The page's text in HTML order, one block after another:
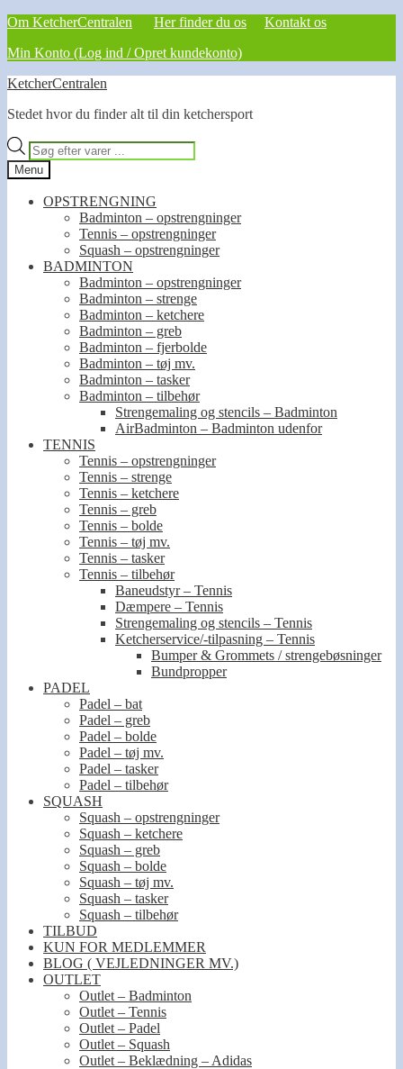
Om KetcherCentralen Her finder du os
Kontakt os
Min Konto (Log ind / Opret kundekonto)
Spring
navigation
Spring
indhold
KetcherCentralen
Stedet hvor du finder alt til din ketchersport
Products
search
Menu
OPSTRENGNING
Badminton – opstrengninger
Tennis – opstrengninger
Squash – opstrengninger
BADMINTON
Badminton – opstrengninger
Badminton – strenge
Badminton – ketchere
Badminton – greb
Badminton – fjerbolde
Badminton – tøj mv.
Badminton – tasker
Badminton – tilbehør
Strengemaling og stencils – Badminton
AirBadminton – Badminton udenfor
TENNIS
Tennis – opstrengninger
Tennis – strenge
Tennis – ketchere
Tennis – greb
Tennis – bolde
Tennis – tøj mv.
Tennis – tasker
Tennis – tilbehør
Baneudstyr – Tennis
Dæmpere – Tennis
Strengemaling og stencils – Tennis
Ketcherservice/-tilpasning – Tennis
Bumper & Grommets / strengebøsninger
Bundpropper
PADEL
Padel – bat
Padel – greb
Padel – bolde
Padel – tøj mv.
Padel – tasker
Padel – tilbehør
SQUASH
Squash – opstrengninger
Squash – ketchere
Squash – greb
Squash – bolde
Squash – tøj mv.
Squash – tasker
Squash – tilbehør
TILBUD
KUN FOR MEDLEMMER
BLOG ( VEJLEDNINGER MV.)
OUTLET
Outlet – Badminton
Outlet – Tennis
Outlet – Padel
Outlet – Squash
Outlet – Beklædning – Adidas